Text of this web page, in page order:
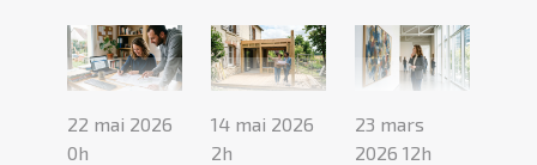
22 mai 2026
0h
14 mai 2026
2h
23 mars
2026 12h